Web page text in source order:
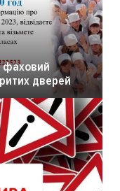
фаховий
День відкритих дверей